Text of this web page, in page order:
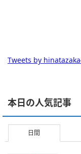
Tweets by
本日の人気記事
日間